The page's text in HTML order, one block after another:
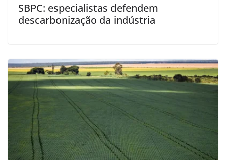
SBPC: especialistas defendem
descarbonização da indústria